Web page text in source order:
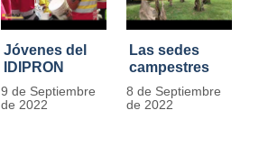
Jóvenes del
IDIPRON
restauraron
más de 13.000
9 de Septiembre
de 2022
Las sedes
campestres
de IDIPRON
se convierten
8 de Septiembre
de 2022